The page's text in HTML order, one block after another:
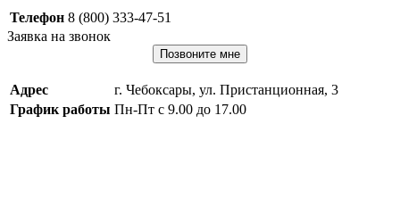
Телефон 8 (800) 333-47-51
Заявка на звонок
Позвоните мне
Адрес
г. Чебоксары, ул. Пристанционная, 3
График работы Пн-Пт с 9.00 до 17.00